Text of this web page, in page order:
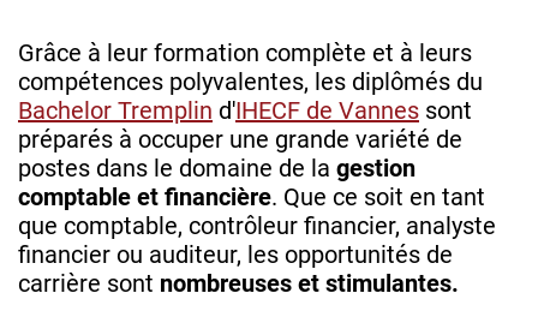
Grâce à leur formation complète et à leurs
compétences polyvalentes, les diplômés du
Bachelor Tremplin d'IHECF de Vannes sont
préparés à occuper une grande variété de
postes dans le domaine de la gestion
comptable et financière. Que ce soit en tant
que comptable, contrôleur financier, analyste
financier ou auditeur, les opportunités de
carrière sont nombreuses et stimulantes.